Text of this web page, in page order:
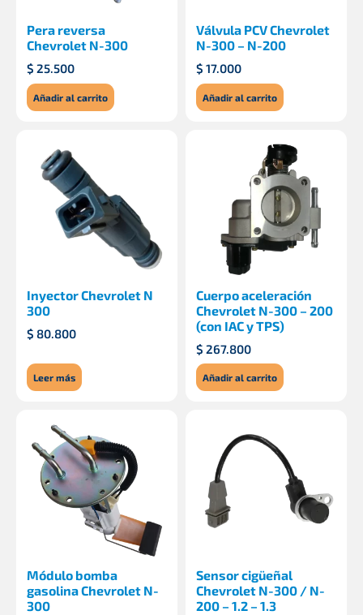
Pera reversa
Chevrolet N-300
$ 25.500
Añadir al carrito
Válvula PCV Chevrolet
N-300 – N-200
$ 17.000
Añadir al carrito
Inyector Chevrolet N
300
$ 80.800
Leer más
Cuerpo aceleración
Chevrolet N-300 – 200
(con IAC y TPS)
$ 267.800
Añadir al carrito
Módulo bomba
gasolina Chevrolet N-
300
Sensor cigüeñal
Chevrolet N-300 / N-
200 – 1.2 – 1.3